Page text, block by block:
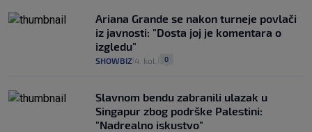
Ariana Grande se nakon turneje povlači
iz javnosti: "Dosta joj je komentara o
izgledu"
SHOWBIZ 4. kol. 0
Slavnom bendu zabranili ulazak u
Singapur zbog podrške Palestini:
"Nadrealno iskustvo"